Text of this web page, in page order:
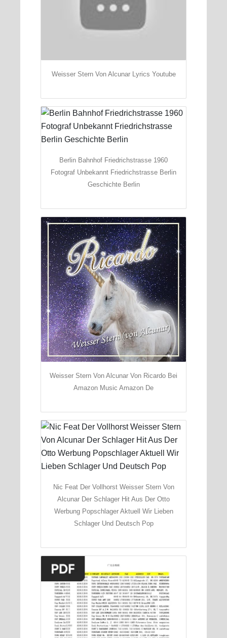
Weisser Stern Von Alcunar Lyrics Youtube
Berlin Bahnhof Friedrichstrasse 1960
Fotograf Unbekannt Friedrichstrasse Berlin
Geschichte Berlin
Weisser Stern Von Alcunar Von Ricardo Bei
Amazon Music Amazon De
Nic Feat Der Vollhorst Weisser Stern Von
Alcunar Der Schlager Hit Aus Der Otto
Werbung Popschlager Aktuell Wir Lieben
Schlager Und Deutsch Pop